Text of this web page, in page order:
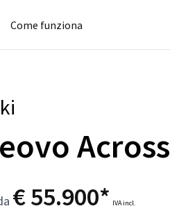
Come funziona
Across
€ 55.900* IVA incl.